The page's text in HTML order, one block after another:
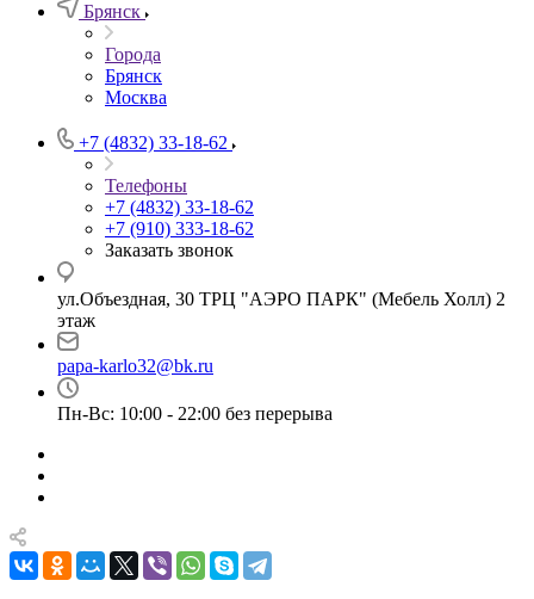
Брянск
Города
Брянск
Москва
+7 (4832) 33-18-62
Телефоны
+7 (4832) 33-18-62
+7 (910) 333-18-62
Заказать звонок
ул.Объездная, 30 ТРЦ "АЭРО ПАРК" (Мебель Холл) 2
этаж
papa-karlo32@bk.ru
Пн-Вс: 10:00 - 22:00 без перерыва